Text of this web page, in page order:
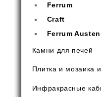
Ferrum
Craft
Ferrum
Камни для печей
Плитка и мозаика
Инфракрасные